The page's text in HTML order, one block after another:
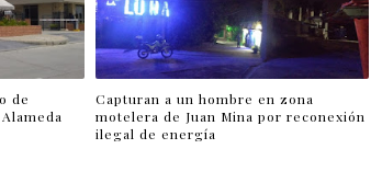
de
Capturan a un hombre en zona
motelera de Juan Mina por reconexión
ilegal de energía